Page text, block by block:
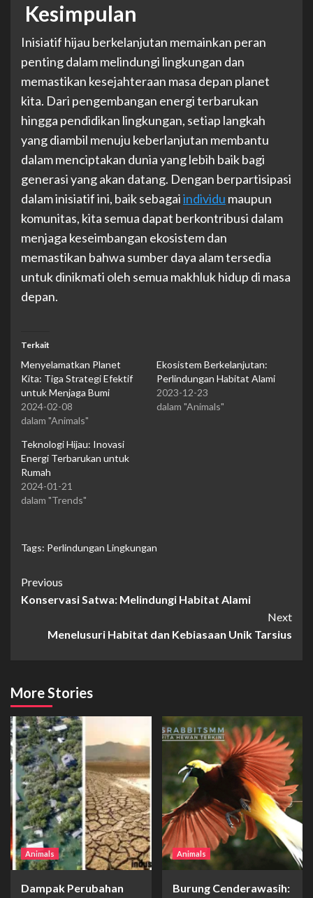
Kesimpulan
Inisiatif hijau berkelanjutan memainkan peran
penting dalam melindungi lingkungan dan
memastikan kesejahteraan masa depan planet
kita. Dari pengembangan energi terbarukan
hingga pendidikan lingkungan, setiap langkah
yang diambil menuju keberlanjutan membantu
dalam menciptakan dunia yang lebih baik bagi
generasi yang akan datang. Dengan berpartisipasi
dalam inisiatif ini, baik sebagaiindividu maupun
komunitas, kita semua dapat berkontribusi dalam
menjaga keseimbangan ekosistem dan
memastikan bahwa sumber daya alam tersedia
untuk dinikmati oleh semua makhluk hidup di masa
depan.
Terkait
Menyelamatkan Planet
Kita: Tiga Strategi Efektif
untuk Menjaga Bumi
2024-02-08
dalam "Animals"
Ekosistem Berkelanjutan:
Perlindungan Habitat Alami
2023-12-23
dalam "Animals"
Teknologi Hijau: Inovasi
Energi Terbarukan untuk
Rumah
2024-01-21
dalam "Trends"
Tags: Perlindungan Lingkungan
Continue
Reading
Previous
Konservasi Satwa: Melindungi Habitat Alami
Next
Menelusuri Habitat dan Kebiasaan Unik Tarsius
More Stories
Animals
Dampak Perubahan
Animals
Burung Cenderawasih: